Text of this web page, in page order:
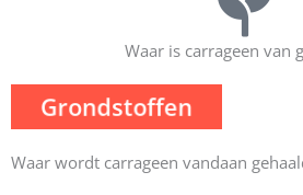
n
Waar is carrageen van
Grondstoffen
Waar wordt carrageen vandaan